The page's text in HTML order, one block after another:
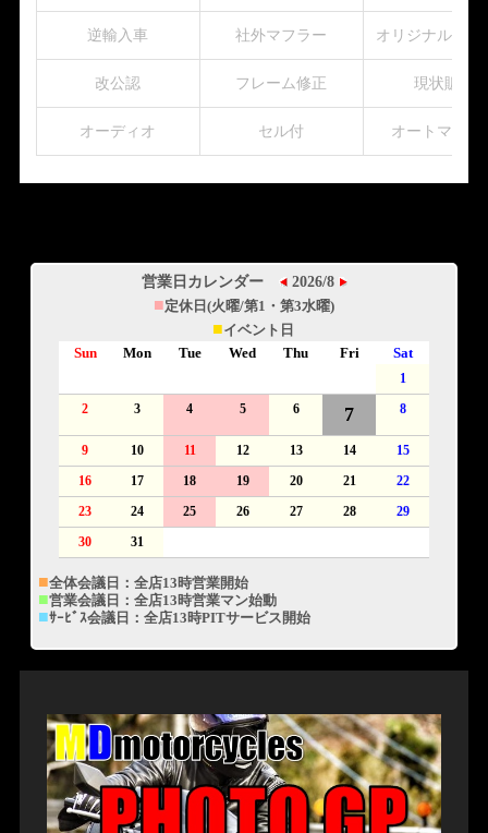
逆輸入車 社外マフラー オリジナルペイ
改公認 フレーム修正 現状販売
オーディオ セル付 オートマチッ